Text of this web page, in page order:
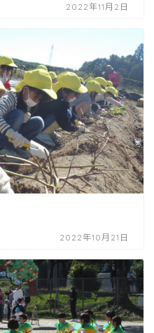
2022年11月2日
2022年10月21日